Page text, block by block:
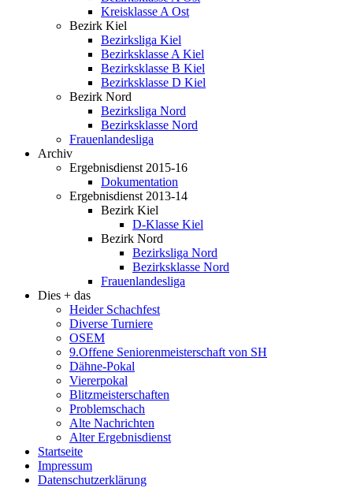
Kreisklasse A Ost
Bezirk Kiel
Bezirksliga Kiel
Bezirksklasse A Kiel
Bezirksklasse B Kiel
Bezirksklasse D Kiel
Bezirk Nord
Bezirksliga Nord
Bezirksklasse Nord
Frauenlandesliga
Archiv
Ergebnisdienst 2015-16
Dokumentation
Ergebnisdienst 2013-14
Bezirk Kiel
D-Klasse Kiel
Bezirk Nord
Bezirksliga Nord
Bezirksklasse Nord
Frauenlandesliga
Dies + das
Heider Schachfest
Diverse Turniere
OSEM
9.Offene Seniorenmeisterschaft von SH
Dähne-Pokal
Viererpokal
Blitzmeisterschaften
Problemschach
Alte Nachrichten
Alter Ergebnisdienst
Startseite
Impressum
Datenschutzerklärung